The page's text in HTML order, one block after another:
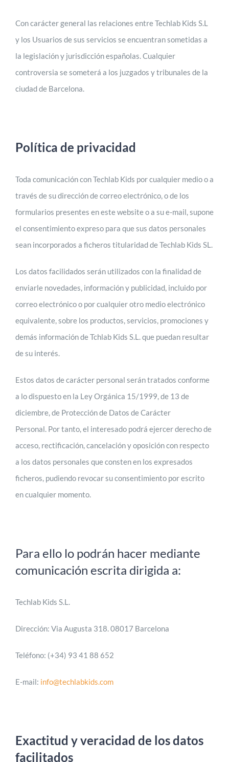
Con carácter general las relaciones entre Techlab Kids S.L
y los Usuarios de sus servicios se encuentran sometidas a
la legislación y jurisdicción españolas. Cualquier
controversia se someterá a los juzgados y tribunales de la
ciudad de Barcelona.
Política de privacidad
Toda comunicación con Techlab Kids por cualquier medio o a
través de su dirección de correo electrónico, o de los
formularios presentes en este website o a su e-mail, supone
el consentimiento expreso para que sus datos personales
sean incorporados a ficheros titularidad de Techlab Kids SL.
Los datos facilidados serán utilizados con la finalidad de
enviarle novedades, información y publicidad, incluido por
correo electrónico o por cualquier otro medio electrónico
equivalente, sobre los productos, servicios, promociones y
demás información de Tchlab Kids S.L. que puedan resultar
de su interés.
Estos datos de carácter personal serán tratados conforme
a lo dispuesto en la Ley Orgánica 15/1999, de 13 de
diciembre, de Protección de Datos de Carácter
Personal. Por tanto, el interesado podrá ejercer derecho de
acceso, rectificación, cancelación y oposición con respecto
a los datos personales que consten en los expresados
ficheros, pudiendo revocar su consentimiento por escrito
en cualquier momento.
Para ello lo podrán hacer mediante
comunicación escrita dirigida a:
Techlab Kids S.L.
Dirección: Via Augusta 318. 08017 Barcelona
Teléfono: (+34) 93 41 88 652
E-mail: info@techlabkids.com
Exactitud y veracidad de los datos
facilitados